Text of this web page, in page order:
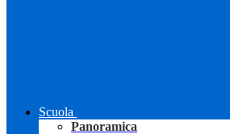
Scuola
Panoramica